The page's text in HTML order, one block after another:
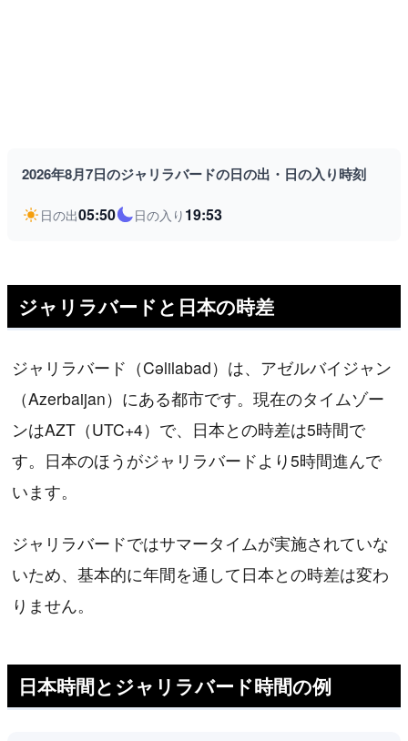
2026年8月7日のジャリラバードの日の出・日の入り時刻
日の出05:50 日の入り 19:53
ジャリラバードと日本の時差
ジャリラバード（Cəlilabad）は、アゼルバイジャン
（Azerbaijan）にある都市です。現在のタイムゾー
ンはAZT（UTC+4）で、日本との時差は5時間で
す。日本のほうがジャリラバードより5時間進んで
います。
ジャリラバードではサマータイムが実施されていな
いため、基本的に年間を通して日本との時差は変わ
りません。
日本時間とジャリラバード時間の例